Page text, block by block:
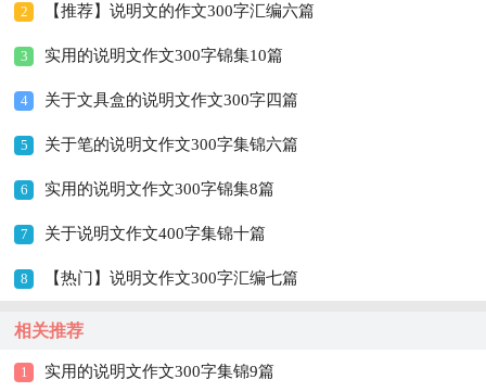
2 【推荐】说明文的作文300字汇编六篇
3 实用的说明文作文300字锦集10篇
4 关于文具盒的说明文作文300字四篇
5 关于笔的说明文作文300字集锦六篇
6 实用的说明文作文300字锦集8篇
7 关于说明文作文400字集锦十篇
8 【热门】说明文作文300字汇编七篇
相关推荐
1 实用的说明文作文300字集锦9篇